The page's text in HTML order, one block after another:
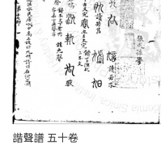
諧聲譜 五十卷